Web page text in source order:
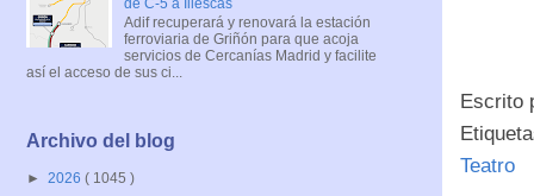
Escrito
Teatro
Adif recuperará y renovará la estación
ferroviaria de Griñón para que acoja
servicios de Cercanías Madrid y facilite
así el acceso de sus ci...
Archivo del blog
► 2026 ( 1045 )